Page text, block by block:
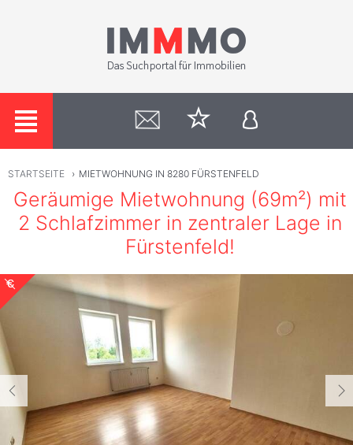
STARTSEITE › MIETWOHNUNG IN 8280 FÜRSTENFELD
Geräumige Mietwohnung (69m²) mit
2 Schlafzimmer in zentraler Lage in
Fürstenfeld!